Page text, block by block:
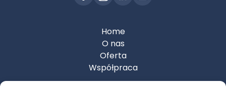
Home
O nas
Oferta
Współpraca